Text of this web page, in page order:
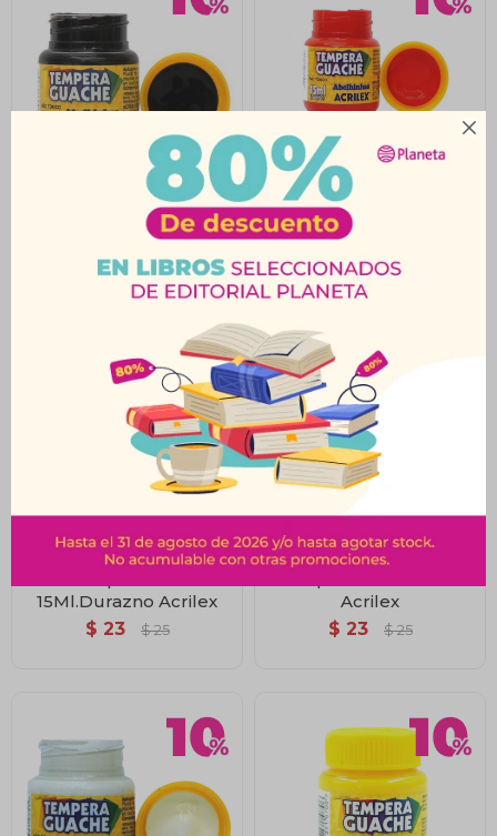

Témpera 15Ml Negro
Acrilex
$ 23 $ 25
Témpera 15Ml Rojo
Acrilex
$ 23 $ 25
15Ml.Durazno Acrilex
$ 23 $ 25
Acrilex
$ 23 $ 25